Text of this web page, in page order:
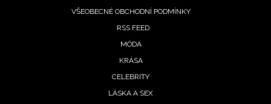
VŠEOBECNÉ OBCHODNÍ PODMÍNKY
RSS FEED
MÓDA
KRÁSA
CELEBRITY
LÁSKA A SEX